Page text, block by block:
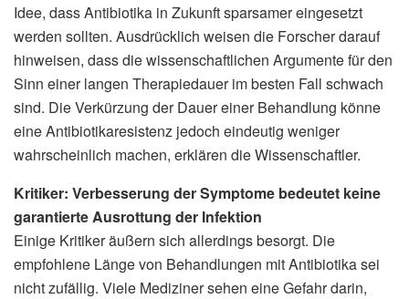
Idee, dass Antibiotika in Zukunft sparsamer eingesetzt
werden sollten. Ausdrücklich weisen die Forscher darauf
hinweisen, dass die wissenschaftlichen Argumente für den
Sinn einer langen Therapiedauer im besten Fall schwach
sind. Die Verkürzung der Dauer einer Behandlung könne
eine Antibiotikaresistenz jedoch eindeutig weniger
wahrscheinlich machen, erklären die Wissenschaftler.
Kritiker: Verbesserung der Symptome bedeutet keine
garantierte Ausrottung der Infektion
Einige Kritiker äußern sich allerdings besorgt. Die
empfohlene Länge von Behandlungen mit Antibiotika sei
nicht zufällig. Viele Mediziner sehen eine Gefahr darin,